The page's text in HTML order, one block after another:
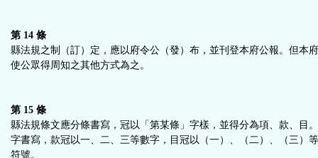
第 14 條
縣法規之制（訂）定，應以府令公（發）布，並刊登本府公報。但本
使公眾得周知之其他方式為之。
第 15 條
縣法規條文應分條書寫，冠以「第某條」字樣，並得分為項、款、目
字書寫，款冠以一、二、三等數字，目冠以（一）、（二）、（三）
符號。